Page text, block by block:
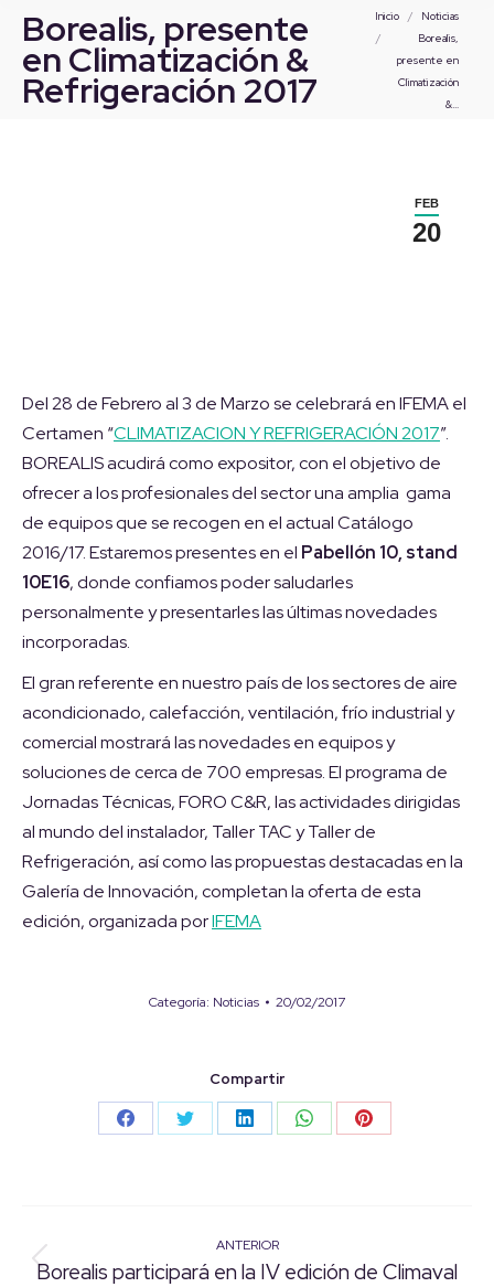
Borealis, presente
en Climatización &
Refrigeración 2017
Estás aquí:
Inicio
Noticias
Borealis,
presente en
Climatización
&…
FEB
20
Del 28 de Febrero al 3 de Marzo se celebrará en IFEMA el
Certamen “CLIMATIZACION Y REFRIGERACIÓN 2017”.
BOREALIS acudirá como expositor, con el objetivo de
ofrecer a los profesionales del sector una amplia gama
de equipos que se recogen en el actual Catálogo
2016/17. Estaremos presentes en el Pabellón 10, stand
10E16, donde confiamos poder saludarles
personalmente y presentarles las últimas novedades
incorporadas.
El gran referente en nuestro país de los sectores de aire
acondicionado, calefacción, ventilación, frío industrial y
comercial mostrará las novedades en equipos y
soluciones de cerca de 700 empresas. El programa de
Jornadas Técnicas, FORO C&R, las actividades dirigidas
al mundo del instalador, Taller TAC y Taller de
Refrigeración, así como las propuestas destacadas en la
Galería de Innovación, completan la oferta de esta
edición, organizada porIFEMA
Categoría: Noticias 20/02/2017
Compartir
Share
Share
Share
Share
Share
Navegación
ANTERIOR
Publicación
Borealis participará en la IV edición de Climaval